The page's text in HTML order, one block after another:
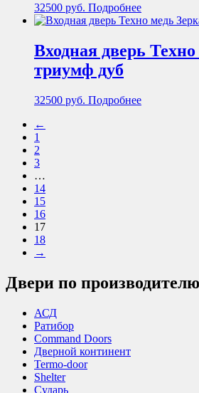
32500 руб. Подробнее
Входная дверь
триумф дуб
32500 руб. Подробнее
←
1
2
3
…
14
15
16
17
18
→
Двери по производителю
АСД
Ратибор
Command Doors
Дверной континент
Termo-door
Shelter
Сударь